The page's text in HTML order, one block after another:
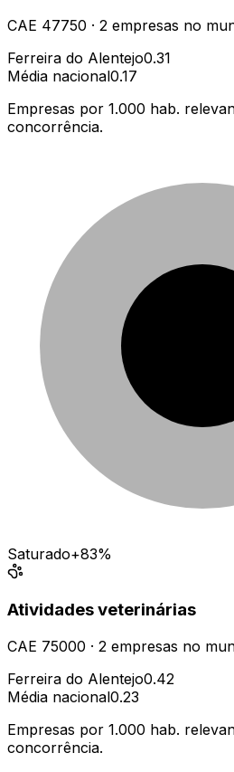
CAE 47750 · 2 empresas no
Ferreira do Alentejo0.31
Média nacional0.17
Empresas por 1.000 hab.
concorrência.
Saturado+83%
Atividades veterinárias
CAE 75000 · 2 empresas no
Ferreira do Alentejo0.42
Média nacional0.23
Empresas por 1.000 hab.
concorrência.